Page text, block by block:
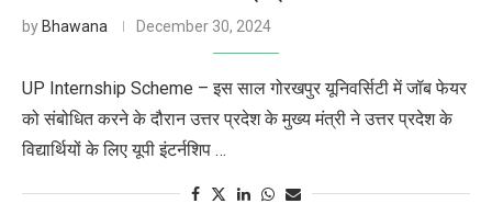
by Bhawana December 30, 2024
UP Internship Scheme – इस साल गोरखपुर यूनिवर्सिटी में जॉब फेयर
को संबोधित करने के दौरान उत्तर प्रदेश के मुख्य मंत्री ने उत्तर प्रदेश के
विद्यार्थियों के लिए यूपी इंटर्नशिप …